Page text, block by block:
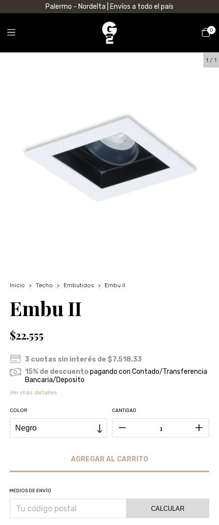
Palermo - Nordelta | Envíos a todo el país
0
1 / 1
Inicio > Techo > Embutidos > Embu II
Embu II
$22.555
3 cuotas sin interés de $7.518,33
15% de descuentopagando con Contado/Transferencia
Bancaria/Deposito
Ver más detalles
COLOR CANTIDAD
MEDIOS DE ENVÍO
CALCULAR